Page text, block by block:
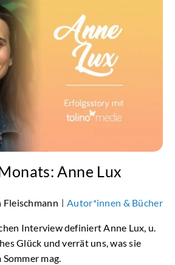
Anne Lux
Fleischmann | Autor*innen & Bücher
Interview definiert Anne Lux, u.
Glück und verrät uns, was sie
mag.